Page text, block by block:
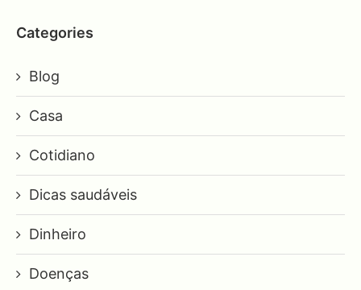
Categories
Blog
Casa
Cotidiano
Dicas saudáveis
Dinheiro
Doenças